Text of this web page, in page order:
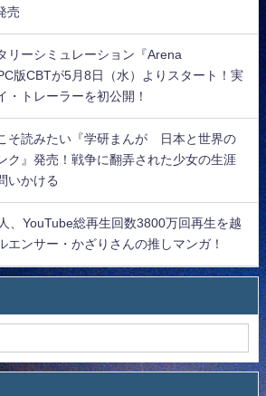
売
リーシミュレーション『Arena
版CBTが5月8日（水）よりスタート！実
・トレーラーを初公開！
そ読みたい『学研まんが 日本と世界の
』発売！戦争に翻弄された少女の生涯
いかける
、YouTube総再生回数3800万回再生を越
エンサー・かざりさんの推しマンガ！